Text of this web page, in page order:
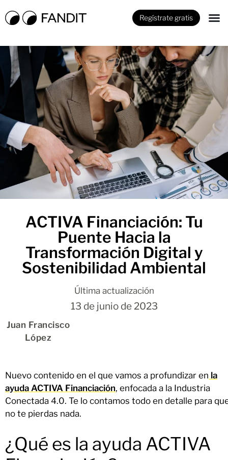
Regístrate gratis
ACTIVA Financiación: Tu
Puente Hacia la
Transformación Digital y
Sostenibilidad Ambiental
Última actualización
13 de junio de 2023
Juan Francisco
López
Nuevo contenido en el que vamos a profundizar en la
ayuda ACTIVA Financiación, enfocada a la Industria
Conectada 4.0. Te lo contamos todo en detalle para
no te pierdas nada.
¿Qué es la ayuda ACTIVA